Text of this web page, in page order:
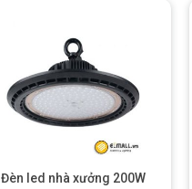
Đèn led nhà xưởng 200W